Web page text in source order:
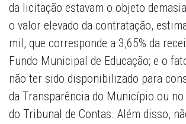
da licitação estavam o objeto
o valor elevado da contratação,
mil, que corresponde a 3,65% da
Fundo Municipal de Educação; e o
não ter sido disponibilizado para
da Transparência do Município ou no
do Tribunal de Contas. Além disso,